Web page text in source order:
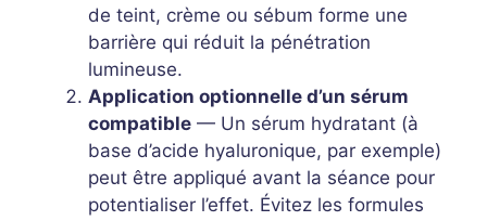
de teint, crème ou sébum forme une
barrière qui réduit la pénétration
lumineuse.
Application optionnelle d’un sérum
compatible — Un sérum hydratant (à
base d’acide hyaluronique, par exemple)
peut être appliqué avant la séance pour
potentialiser l’effet. Évitez les formules